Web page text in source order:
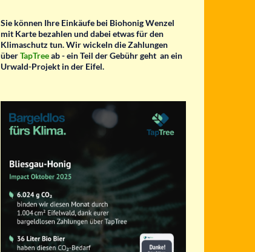
Sie können Ihre Einkäufe bei Biohonig Wenzel
mit Karte bezahlen und dabei etwas für den
Klimaschutz tun.Wir wickeln die Zahlungen
überTapTreeab - ein Teil der Gebühr geht an ein
Urwald-Projekt in der Eifel.